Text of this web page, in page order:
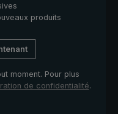
produits
moment. Pour plus
de confidentialité.